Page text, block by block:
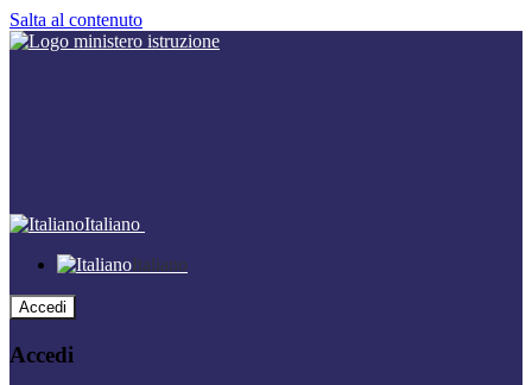
Salta al contenuto
Italiano
Italiano
Accedi
Accedi